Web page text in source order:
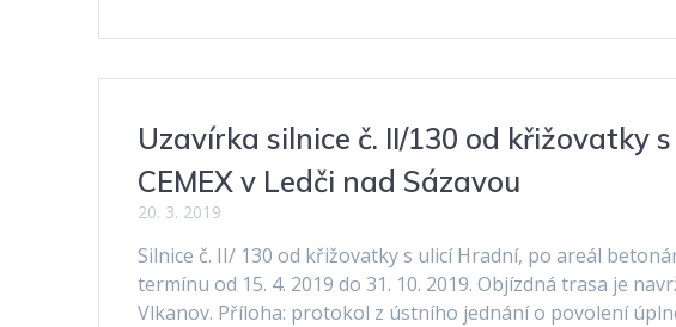
Uzavírka silnice č. II/130 od křižovatky
CEMEX v Ledči nad Sázavou
20. 3. 2019
Silnice č. II/ 130 od křižovatky s ulicí Hradní, po areál
termínu od 15. 4. 2019 do 31. 10. 2019. Objízdná trasa je
Vlkanov. Příloha: protokol z ústního jednání o povolení